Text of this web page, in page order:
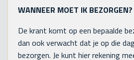
WANNEER MOET IK BEZORGEN?
De krant komt op een bepaalde
dan ook verwacht dat je op die
bezorgen. Je kunt hier rekening